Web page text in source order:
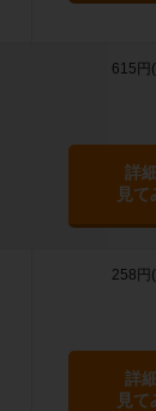
615円
詳
見て
258円
詳
見て